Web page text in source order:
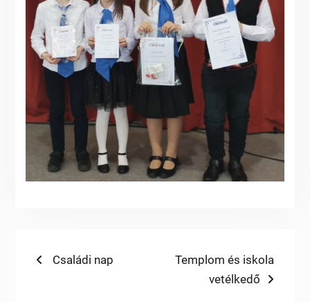
Bejegyzés
Previous
Családi nap
Next
Templom és iskola
vetélkedő